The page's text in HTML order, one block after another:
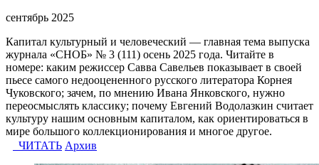
сентябрь 2025
Капитал культурный и человеческий — главная тема выпуска
журнала «СНОБ» № 3 (111) осень 2025 года. Читайте в
номере: каким режиссер Савва Савельев показывает в своей
пьесе самого недооцененного русского литератора Корнея
Чуковского; зачем, по мнению Ивана Янковского, нужно
переосмыслять классику; почему Евгений Водолазкин считает
культуру нашим основным капиталом, как ориентироваться в
мире большого коллекционирования и многое другое.
ЧИТАТЬ Архив